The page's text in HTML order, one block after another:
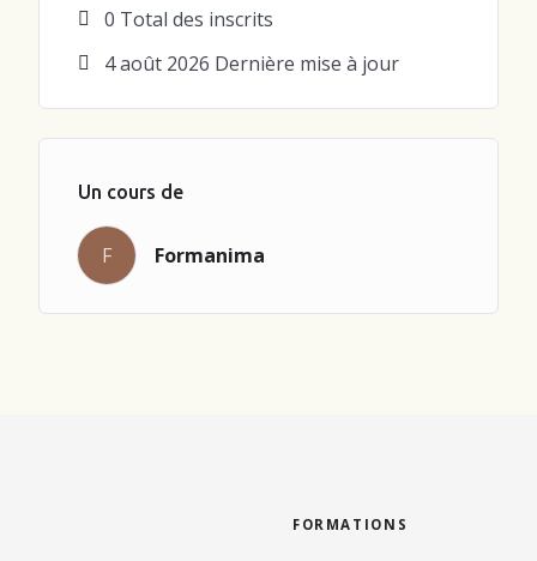
0 Total des inscrits
4 août 2026 Dernière mise à jour
Un cours de
F Formanima
FORMATIONS